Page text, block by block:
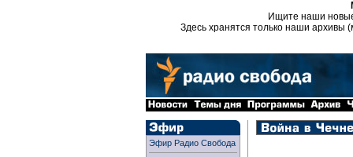
Ищите наши
Здесь хранятся только наши архивы
Эфир Радио Свобода